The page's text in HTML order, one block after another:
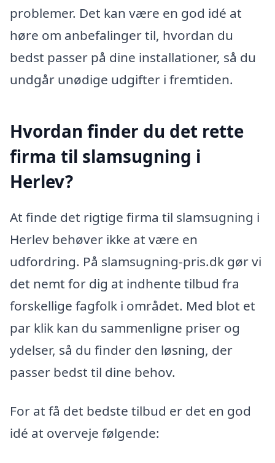
problemer. Det kan være en god idé at
høre om anbefalinger til, hvordan du
bedst passer på dine installationer, så du
undgår unødige udgifter i fremtiden.
Hvordan finder du det rette
firma til slamsugning i
Herlev?
At finde det rigtige firma til slamsugning i
Herlev behøver ikke at være en
udfordring. På slamsugning-pris.dk gør vi
det nemt for dig at indhente tilbud fra
forskellige fagfolk i området. Med blot et
par klik kan du sammenligne priser og
ydelser, så du finder den løsning, der
passer bedst til dine behov.
For at få det bedste tilbud er det en god
idé at overveje følgende: